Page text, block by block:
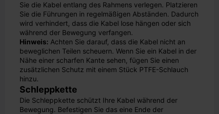
Sie die Kabel entlang des Rahmens verlegen. Platzieren
Sie die Führungen in regelmäßigen Abständen. Dadurch
wird verhindert, dass die Kabel lose hängen oder sich
während der Bewegung verfangen.
Hinweis: Achten Sie darauf, dass die Kabel nicht an
beweglichen Teilen scheuern. Wenn Sie ein Kabel in der
Nähe einer scharfen Kante sehen, fügen Sie einen
zusätzlichen Schutz mit einem Stück PTFE-Schlauch
hinzu.
Schleppkette
Die Schleppkette schützt Ihre Kabel während der
Bewegung. Befestigen Sie das eine Ende der